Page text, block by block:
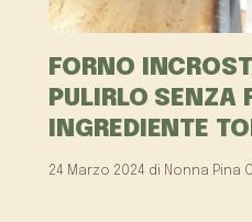
FORNO
PULIRLO SENZA
INGREDIENTE
24 Marzo 2024 di Nonna Pina